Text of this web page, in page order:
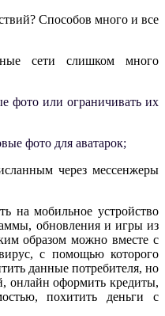
Способов много и все
сети слишком много
фото или ограничивать их
фото для аватарок;
через мессенжеры
на мобильное устройство
обновления и игры из
образом можно вместе с
с помощью которого
данные потребителя, но
онлайн оформить кредиты,
похитить деньги с